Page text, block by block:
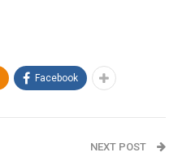
Facebook
NEXT POST